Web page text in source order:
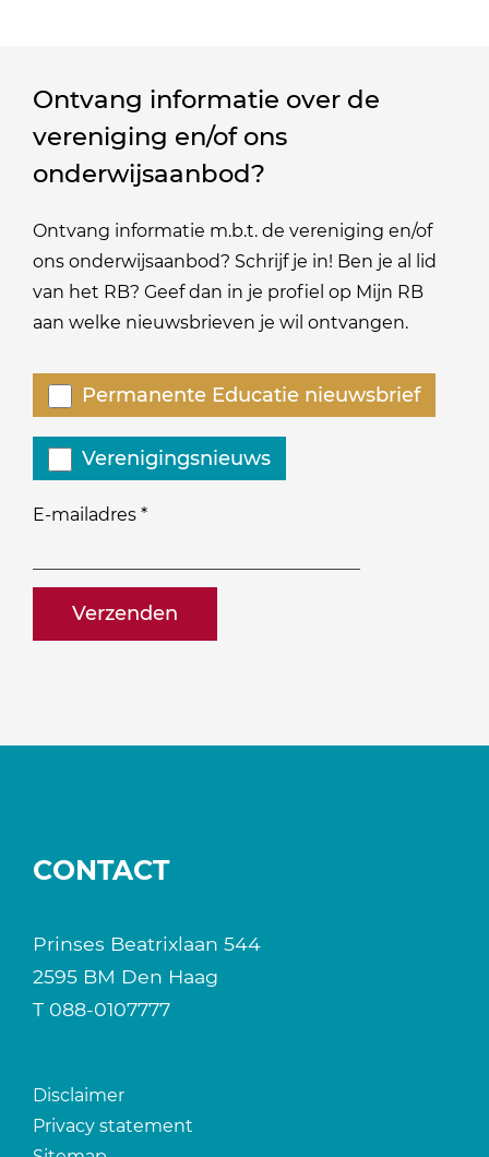
Ontvang informatie over de
vereniging en/of ons
onderwijsaanbod?
Ontvang informatie m.b.t. de vereniging en/of
ons onderwijsaanbod? Schrijf je in! Ben je al lid
van het RB? Geef dan in je profiel op Mijn RB
aan welke nieuwsbrieven je wil ontvangen.
E-mailadres *
naam@bedrijf.nl
Welke
nieuwsbrieven
zou
je
willen
Permanente Educatie nieuwsbrief
Verenigingsnieuws
CONTACT
Prinses Beatrixlaan 544
2595 BM Den Haag
T 088-0107777
Disclaimer
Privacy statement